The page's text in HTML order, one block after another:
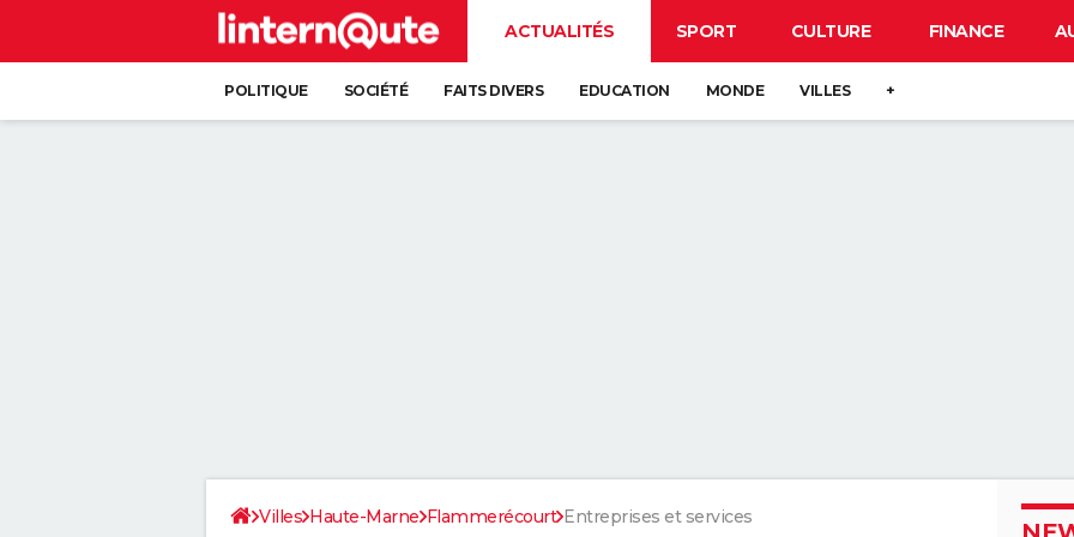
ACTUALITÉS SPORT CULTURE FINANCE
POLITIQUE SOCIÉTÉ FAITS DIVERS EDUCATION MONDE VILLES +
Villes Haute-Marne Flammerécourt Entreprises et services